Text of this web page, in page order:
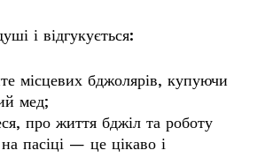
і відгукується:
місцевих бджолярів, купуючи
мед;
про життя бджіл та роботу
пасіці — це цікаво і